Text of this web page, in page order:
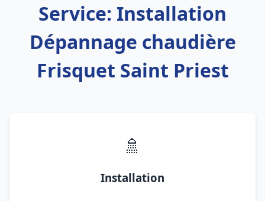
Service: Installation
Dépannage chaudière
Frisquet Saint Priest
🚿
Installation